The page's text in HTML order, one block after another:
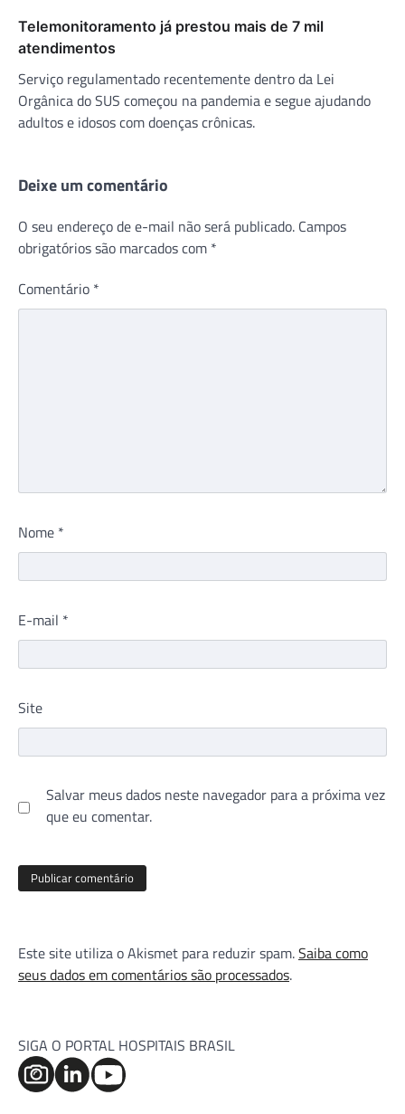
Telemonitoramento já prestou mais de 7 mil
atendimentos
Serviço regulamentado recentemente dentro da Lei
Orgânica do SUS começou na pandemia e segue ajudando
adultos e idosos com doenças crônicas.
Deixe um comentário
O seu endereço de e-mail não será publicado. Campos
obrigatórios são marcados com *
Comentário *
Nome *
E-mail *
Site
Salvar meus dados neste navegador para a próxima vez
que eu comentar.
Este site utiliza o Akismet para reduzir spam.Saiba como
seus dados em comentários são processados.
SIGA O PORTAL HOSPITAIS BRASIL